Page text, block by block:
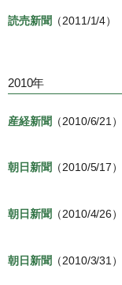
読売新聞 （2011/1/4）
2010年
産経新聞 （2010/6/21）
朝日新聞 （2010/5/17）
朝日新聞 （2010/4/26）
朝日新聞 （2010/3/31）